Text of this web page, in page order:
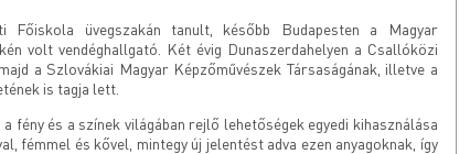
Főiskola üvegszakán tanult, később Budapesten a Magyar
volt vendéghallgató. Két évig Dunaszerdahelyen a Csallóközi
a Szlovákiai Magyar Képzőművészek Társaságának, illetve a
is tagja lett.
fény és a színek világában rejlő lehetőségek egyedi kihasználása
fémmel és kővel, mintegy új jelentést adva ezen anyagoknak, így